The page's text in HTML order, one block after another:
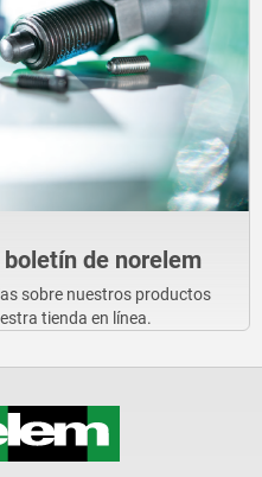
de norelem
sobre nuestros productos
tienda en línea.